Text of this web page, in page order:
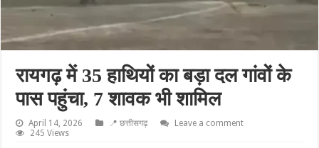
रायगढ़ में 35 हाथियों का बड़ा दल गांवों के
पास पहुंचा, 7 शावक भी शामिल
April 14, 2026 📍 छत्तीसगढ़
Leave a comment
245 Views